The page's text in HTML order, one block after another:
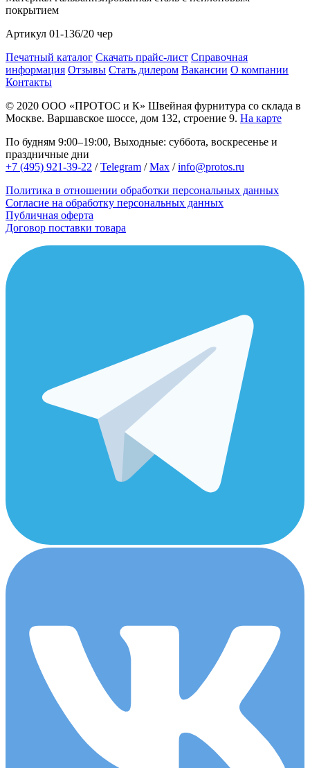
покрытием
Артикул 01-136/20 чер
Печатный каталог Скачать прайс-лист Справочная
информация Отзывы Стать дилером Вакансии О компании
Контакты
© 2020 ООО «ПРОТОС и К» Швейная фурнитура со склада в
Москве. Варшавское шоссе, дом 132, строение 9. На карте
По будням 9:00–19:00, Выходные: суббота, воскресенье и
праздничные дни
+7 (495) 921-39-22 /Telegram /Max /info@protos.ru
Политика в отношении обработки персональных данных
Согласие на обработку персональных данных
Публичная оферта
Договор поставки товара